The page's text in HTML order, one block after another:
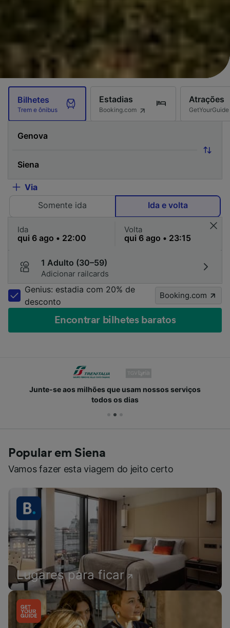
Bilhetes
Trem e ônibus
Estadias
Booking.com
Atrações
GetYourGuide
Via
Somente ida
Ida e volta
Ida Volta
1 Adulto (30–59)
Adicionar railcards
Genius: estadia com 20% de
desconto
Booking.com
Encontrar bilhetes baratos
Junte-se aos milhões que usam nossos serviços
todos os dias
Popular em Siena
Vamos fazer esta viagem do jeito certo
Lugares para ficar